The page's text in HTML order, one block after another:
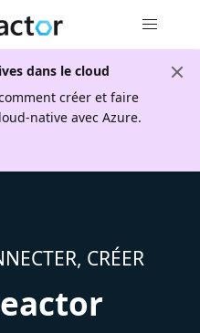
dans le cloud
créer et faire
native avec Azure.
CRÉER